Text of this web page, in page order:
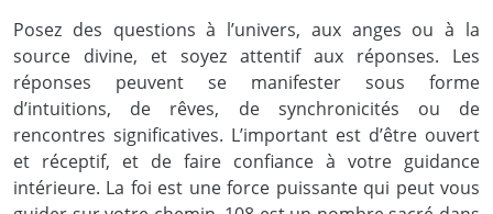
Posez des questions à l’univers, aux anges ou à la
source divine, et soyez attentif aux réponses. Les
réponses peuvent se manifester sous forme
d’intuitions, de rêves, de synchronicités ou de
rencontres significatives. L’important est d’être ouvert
et réceptif, et de faire confiance à votre guidance
intérieure. La foi est une force puissante qui peut vous